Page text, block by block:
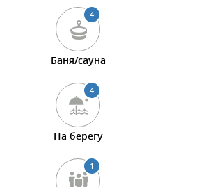
4
Баня/сауна
4
На берегу
1